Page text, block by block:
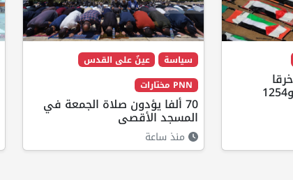
خلال 300 يوم.. 4091 خرقا
إسرائيليا لاتفاق غزة و1254
سياسة
عينٌ على القدس
PNN مختارات
70 ألفا يؤدون صلاة الجمعة في
المسجد الأقصى
منذ ساعة